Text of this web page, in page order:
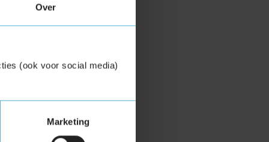
Over
(ook voor social media)
Marketing